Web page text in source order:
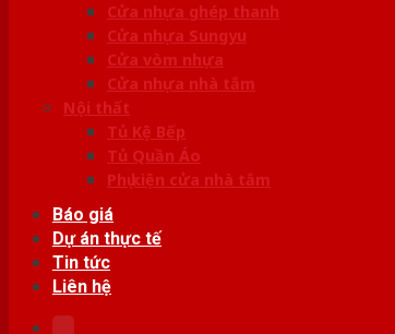
Cửa nhựa ghép thanh
Cửa nhựa Sungyu
Cửa vòm nhựa
Cửa nhựa nhà tắm
Nội thất
Tủ Kệ Bếp
Tủ Quần Áo
Phụ kiện cửa nhà tắm
Báo giá
Dự án thực tế
Tin tức
Liên hệ